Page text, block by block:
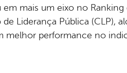
mais um eixo no
Liderança Pública (CLP),
melhor performance no